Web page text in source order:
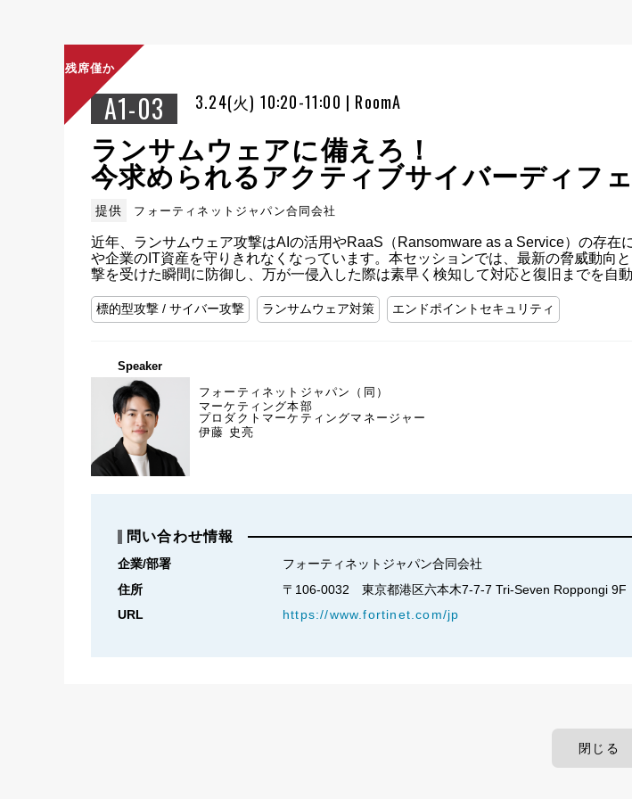
A1-03 3.24(火) 10:20-11:00 | RoomA
残席僅か
ランサムウェアに備えろ！
今求められるアクティブサイバーディフ
提供 フォーティネットジャパン合同会社
近年、ランサムウェア攻撃はAIの活用やRaaS（Ransomware as a Service）の存
や企業のIT資産を守りきれなくなっています。本セッションでは、最新の脅威動向
撃を受けた瞬間に防御し、万が一侵入した際は素早く検知して対応と復旧までを自
標的型攻撃 / サイバー攻撃 ランサムウェア対策 エンドポイントセキュリティ
Speaker
フォーティネットジャパン（同）
マーケティング本部
プロダクトマーケティングマネージャー
伊藤 史亮
問い合わせ情報
企業/部署
フォーティネットジャパン合同会社
住所
〒106-0032　東京都港区六本木7-7-7 Tri-Seven Roppongi 9F
URL
https://www.fortinet.com/jp
閉じる